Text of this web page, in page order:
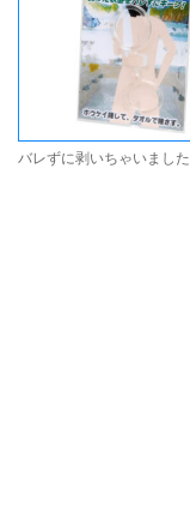
バレずに剥いちゃいました